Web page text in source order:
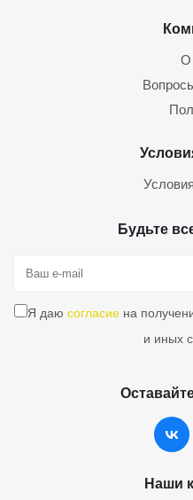
О
Будьте
Я даю согласиена
и иных
Наши